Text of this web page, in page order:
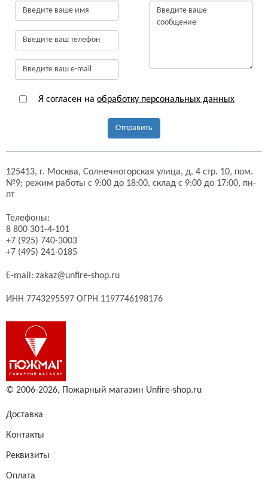
Я согласен на обработку персональных данных
Отправить
125413, г. Москва, Солнечногорская улица, д. 4 стр. 10, пом.
№9; режим работы с 9:00 до 18:00, склад с 9:00 до 17:00, пн-
пт
Телефоны:
8 800 301-4-101
+7 (925) 740-3003
+7 (495) 241-0185
E-mail: zakaz@unfire-shop.ru
ИНН 7743295597 ОГРН 1197746198176
© 2006-2026, Пожарный магазин Unfire-shop.ru
Доставка
Контакты
Реквизиты
Оплата